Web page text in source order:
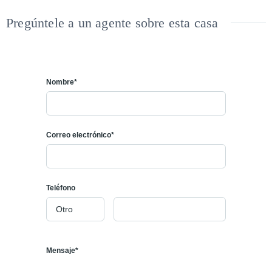
Pregúntele a un agente sobre esta casa
Nombre*
Correo electrónico*
Teléfono
Mensaje*